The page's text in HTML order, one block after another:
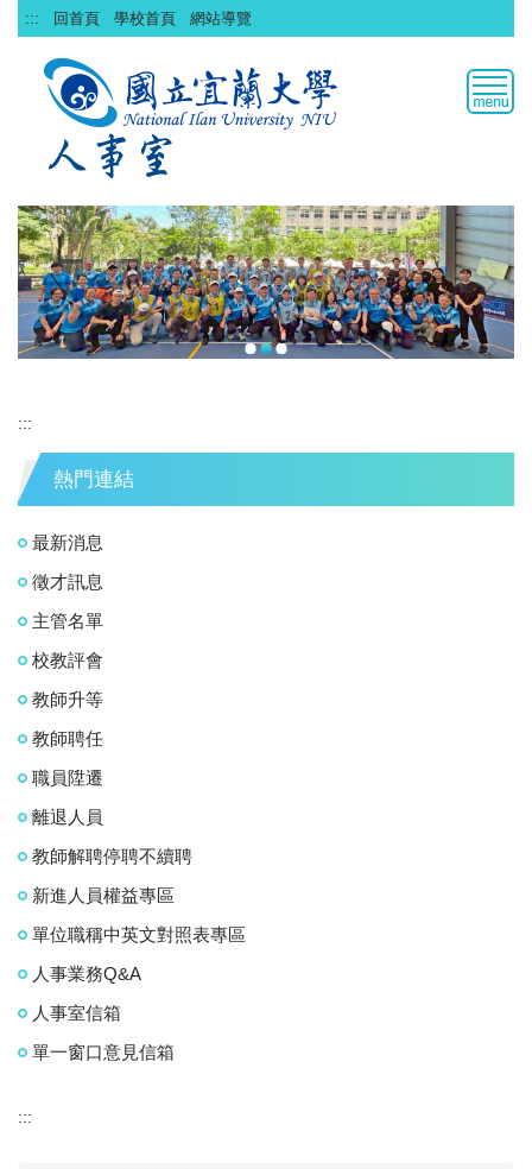
跳
到
::: 回首頁 學校首頁 網站導覽
:::
熱門連結
最新消息
徵才訊息
主管名單
校教評會
教師升等
教師聘任
職員陞遷
離退人員
教師解聘停聘不續聘
新進人員權益專區
單位職稱中英文對照表專區
人事業務Q&A
人事室信箱
單一窗口意見信箱
:::